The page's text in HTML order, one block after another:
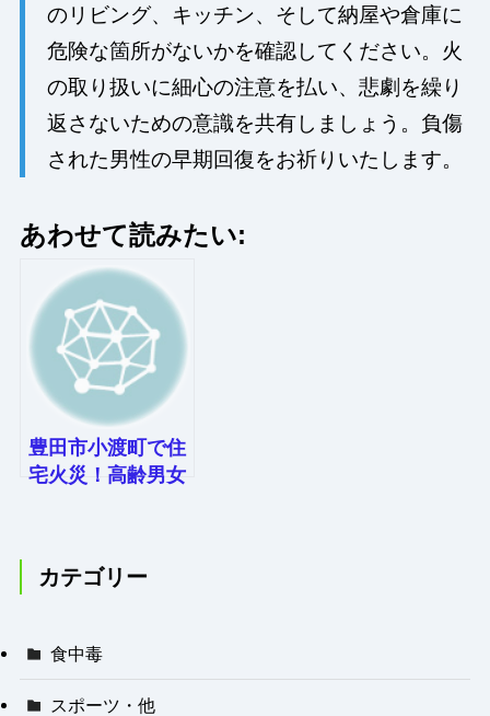
のリビング、キッチン、そして納屋や倉庫に
危険な箇所がないかを確認してください。火
の取り扱いに細心の注意を払い、悲劇を繰り
返さないための意識を共有しましょう。負傷
された男性の早期回復をお祈りいたします。
あわせて読みたい:
豊田市小渡町で住
宅火災！高齢男女
カテゴリー
食中毒
スポーツ・他